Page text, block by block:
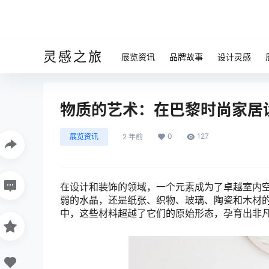
灵感之旅 展览资讯 品牌故事 设计灵感
物质的艺术：在巴黎时尚家
展览资讯 2 年前 0 127
在设计和装饰的领域，一个元素成为了卓越室
弱的水晶，还是纸张、织物、玻璃、陶瓷和木材
中，这些材料超越了它们的原始形态，孕育出非